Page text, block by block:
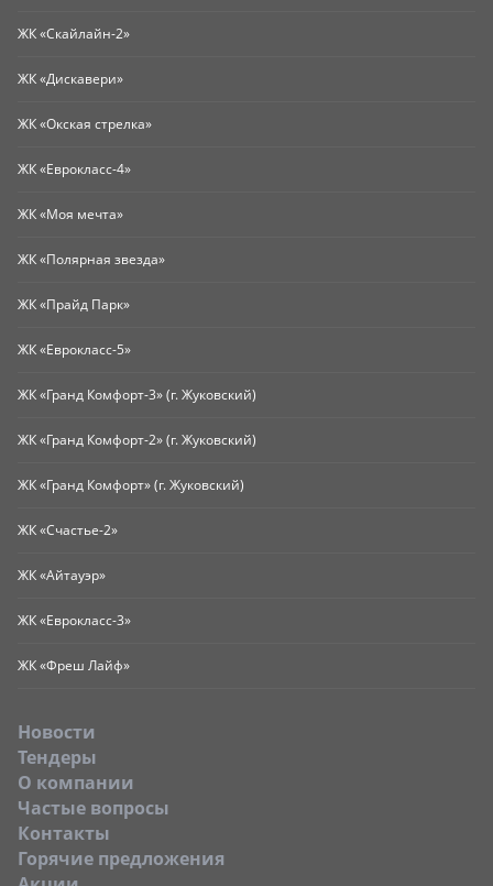
ЖК «Скайлайн-2»
ЖК «Дискавери»
ЖК «Окская стрелка»
ЖК «Еврокласс-4»
ЖК «Моя мечта»
ЖК «Полярная звезда»
ЖК «Прайд Парк»
ЖК «Еврокласс-5»
ЖК «Гранд Комфорт-3» (г. Жуковский)
ЖК «Гранд Комфорт-2» (г. Жуковский)
ЖК «Гранд Комфорт» (г. Жуковский)
ЖК «Счастье-2»
ЖК «Айтауэр»
ЖК «Еврокласс-3»
ЖК «Фреш Лайф»
Новости
Тендеры
O компании
Частые вопросы
Контакты
Горячие предложения